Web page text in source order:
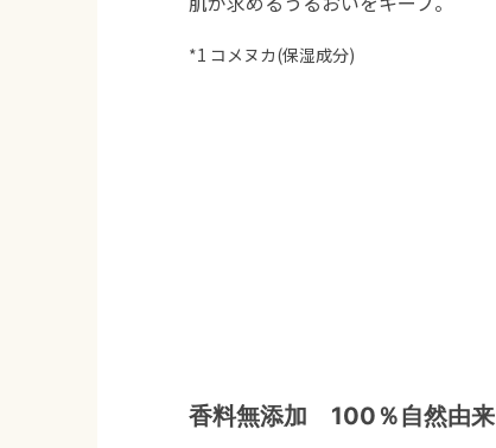
*1 コメヌカ(保湿成分)
香料無添加 100％自然由来